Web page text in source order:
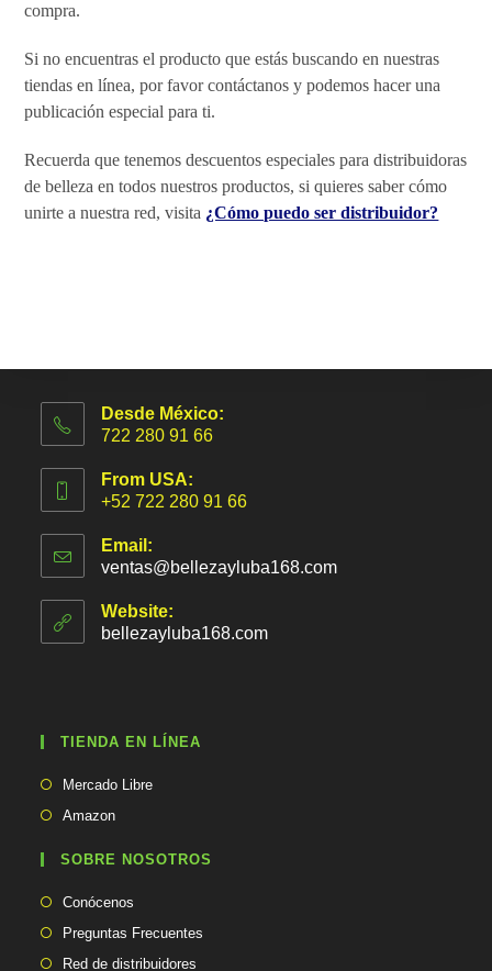
compra.
Si no encuentras el producto que estás buscando en nuestras
tiendas en línea, por favor contáctanos y podemos hacer una
publicación especial para ti.
Recuerda que tenemos descuentos especiales para distribuidoras
de belleza en todos nuestros productos, si quieres saber cómo
unirte a nuestra red, visita ¿Cómo puedo ser distribuidor?
Desde México:
722 280 91 66
From USA:
+52 722 280 91 66
Email:
ventas@bellezayluba168.comS
Website:
bellezayluba168.com
TIENDA EN LÍNEA
Mercado LibreSe
una
AmazonSe
en
nueva
pestaña
SOBRE NOSOTROS
Conócenos
Preguntas Frecuentes
Red de distribuidores